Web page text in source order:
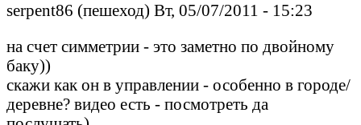
serpent86 (пешеход) Вт, 05/07/2011 - 15:23
на счет симметрии - это заметно по двойному
баку))
скажи как он в управлении - особенно в городе/
деревне? видео есть - посмотреть да